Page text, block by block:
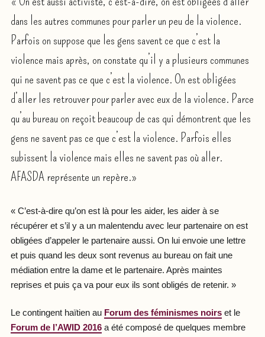
dans les autres communes pour parler un peu de la violence.
Parfois on suppose que les gens savent ce que c’est la
violence mais après, on constate qu’il y a plusieurs communes
qui ne savent pas ce que c’est la violence. On est obligées
d’aller les retrouver pour parler avec eux de la violence. Parce
qu’au bureau on reçoit beaucoup de cas qui démontrent que les
gens ne savent pas ce que c’est la violence. Parfois elles
subissent la violence mais elles ne savent pas où aller.
AFASDA représente un repère.»
« C’est-à-dire qu’on est là pour les aider, les aider à se
récupérer et s’il y a un malentendu avec leur partenaire on est
obligées d’appeler le partenaire aussi. On lui envoie une lettre
et puis quand les deux sont revenus au bureau on fait une
médiation entre la dame et le partenaire. Après maintes
reprises et puis ça va pour eux ils sont obligés de retenir. »
Le contingent haïtien au Forum des féminismes noirset le
Forum de l’AWID 2016a été composé de quelques membre